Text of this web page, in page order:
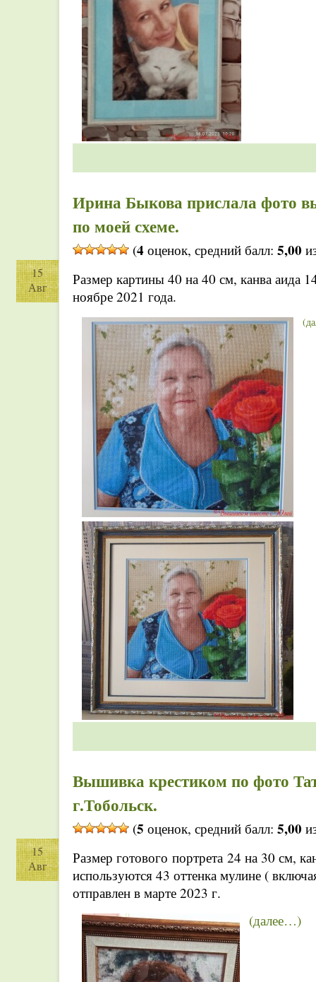
Ирина Быкова прислала фото
по моей схеме.
(4 оценок, средний балл: 5,00
15
Авг
Размер картины 40 на 40 см, канва аида
ноябре 2021 года.
Вышивка крестиком по фото
г.Тобольск.
(5 оценок, средний балл: 5,00
15
Авг
Размер готового портрета 24 на 30 см,
используются 43 оттенка мулине (
отправлен в марте 2023 г.
(далее…)